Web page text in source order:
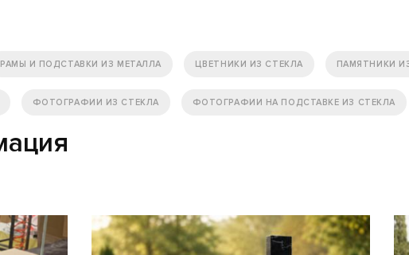
РАМЫ И ПОДСТАВКИ ИЗ МЕТАЛЛА ЦВЕТНИКИ ИЗ СТЕКЛА ПАМЯТНИКИ
ФОТОГРАФИИ ИЗ СТЕКЛА ФОТОГРАФИИ НА ПОДСТАВКЕ ИЗ СТЕКЛА